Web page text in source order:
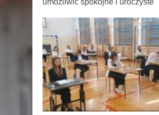
umożliwić spokojne i uroczyste